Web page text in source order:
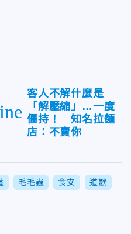
客人不解什麼是
「解壓縮」…一度
僵持！ 知名拉麵
店：不賣你
毛毛蟲 食安 道歉